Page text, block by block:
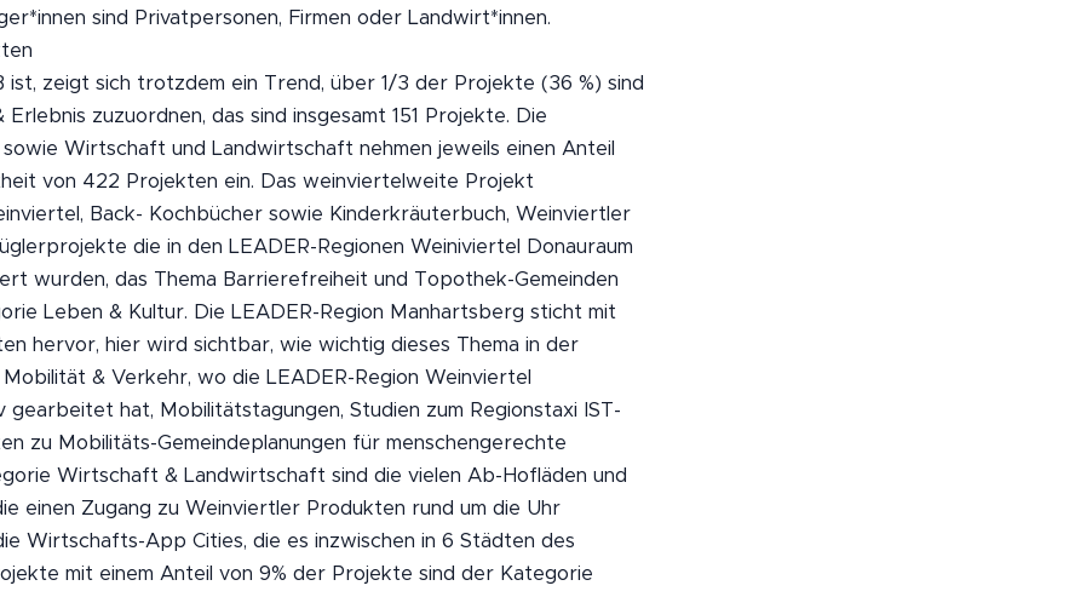
sind Privatpersonen, Firmen oder Landwirt*innen.
zeigt sich trotzdem ein Trend, über 1/3 der Projekte (36 %) sind
Erlebnis zuzuordnen, das sind insgesamt 151 Projekte. Die
Wirtschaft und Landwirtschaft nehmen jeweils einen Anteil
von 422 Projekten ein. Das weinviertelweite Projekt
Back- Kochbücher sowie Kinderkräuterbuch, Weinviertler
die in den LEADER-Regionen Weiniviertel Donauraum
wurden, das Thema Barrierefreiheit und Topothek-Gemeinden
Leben & Kultur. Die LEADER-Region Manhartsberg sticht mit
hervor, hier wird sichtbar, wie wichtig dieses Thema in der
& Verkehr, wo die LEADER-Region Weinviertel
gearbeitet hat, Mobilitätstagungen, Studien zum Regionstaxi IST-
zu Mobilitäts-Gemeindeplanungen für menschengerechte
Wirtschaft & Landwirtschaft sind die vielen Ab-Hofläden und
einen Zugang zu Weinviertler Produkten rund um die Uhr
Wirtschafts-App Cities, die es inzwischen in 6 Städten des
mit einem Anteil von 9% der Projekte sind der Kategorie